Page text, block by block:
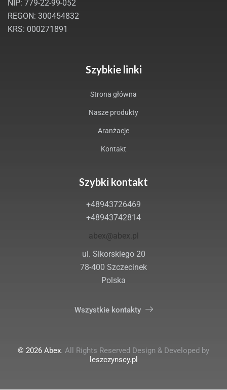
NIP: 779-22-99-052
REGON: 300454832
KRS: 000271891
Szybkie linki
Strona główna
Nasze produkty
Aranżacje
Kontakt
Szybki kontakt
+48943726469
+48943742814
abex@abex.pl
ul. Sikorskiego 20
78-400 Szczecinek
Polska
Wszystkie kontakty
© 2026 Abex. All Rights Reserved Design & Developed by
leszczynscy.pl